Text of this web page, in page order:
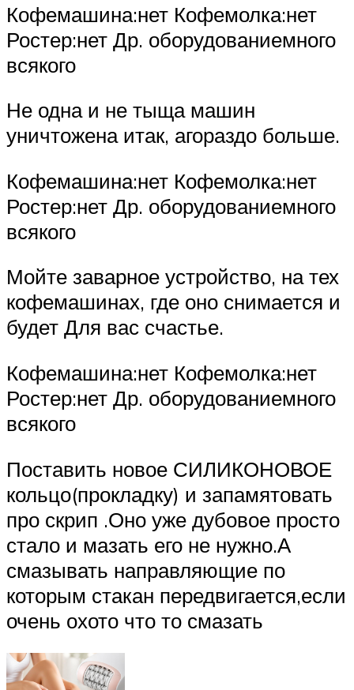
Кофемашина:нет Кофемолка:нет
Ростер:нет Др. оборудованиемного
всякого
Не одна и не тыща машин
уничтожена итак, агораздо больше.
Кофемашина:нет Кофемолка:нет
Ростер:нет Др. оборудованиемного
всякого
Мойте заварное устройство, на тех
кофемашинах, где оно снимается и
будет Для вас счастье.
Кофемашина:нет Кофемолка:нет
Ростер:нет Др. оборудованиемного
всякого
Поставить новое СИЛИКОНОВОЕ
кольцо(прокладку) и запамятовать
про скрип .Оно уже дубовое просто
стало и мазать его не нужно.А
смазывать направляющие по
которым стакан передвигается,если
очень охото что то смазать